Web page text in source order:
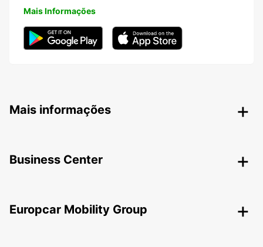
Mais Informações
Mais informações
Business Center
Europcar Mobility Group